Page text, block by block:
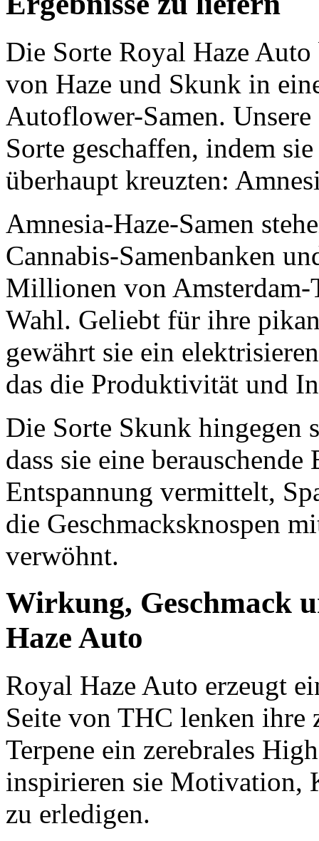
Die Sorte Royal Haze
von Haze und Skunk in
Autoflower-Samen.
Sorte geschaffen, indem
überhaupt kreuzten:
Amnesia-Haze-Samen
Cannabis-Samenbanken
Millionen von Amsterdam-
Wahl. Geliebt für ihre
gewährt sie ein
das die Produktivität und
Die Sorte Skunk hingegen
dass sie eine
Entspannung vermittelt,
die Geschmacksknospen
verwöhnt.
Wirkung, Geschmack
Haze Auto
Royal Haze Auto erzeugt
Seite von THC lenken ihre
Terpene ein zerebrales
inspirieren sie Motivation,
zu erledigen.